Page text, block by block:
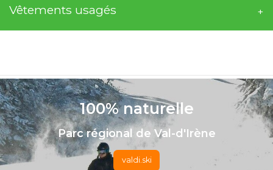
Vêtements usagés
100% naturelle
Parc régional de Val-d'Irène
valdi.ski